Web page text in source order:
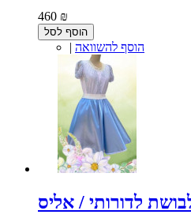
460 ₪
הוסף לסל
| הוסף להשוואה